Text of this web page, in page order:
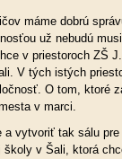
máme dobrú
už nebudú
v priestoroch ZŠ
V tých istých
O tom, ktoré
v marci.
vytvoriť tak sálu pre
školy v Šali, ktorá